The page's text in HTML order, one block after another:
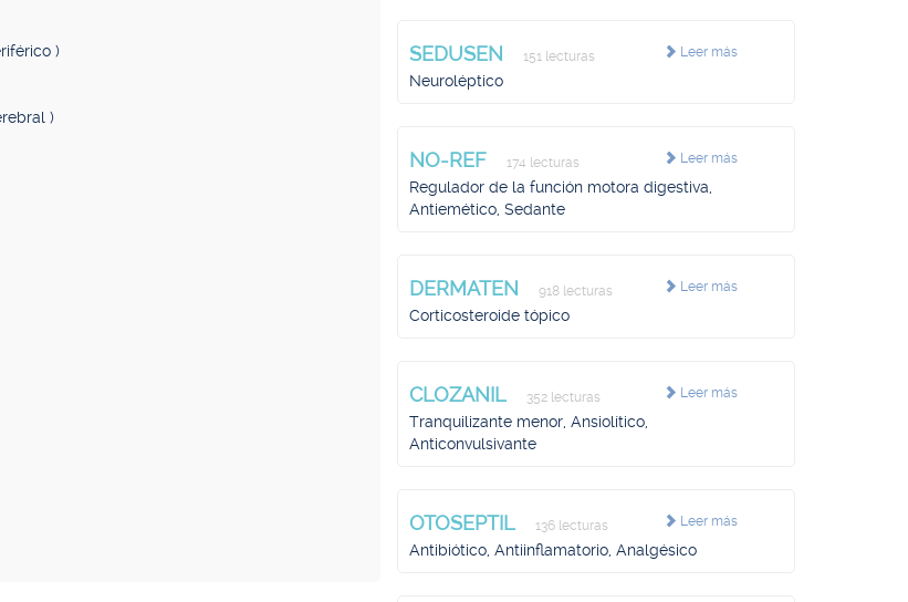
)
)
Leer más
SEDUSEN 151 lecturas
Neuroléptico
Leer más
NO-REF 174 lecturas
Regulador de la función motora digestiva,
Antiemético, Sedante
Leer más
DERMATEN 918 lecturas
Corticosteroide tópico
Leer más
CLOZANIL 352 lecturas
Tranquilizante menor, Ansiolítico,
Anticonvulsivante
Leer más
OTOSEPTIL 136 lecturas
Antibiótico, Antiinflamatorio, Analgésico